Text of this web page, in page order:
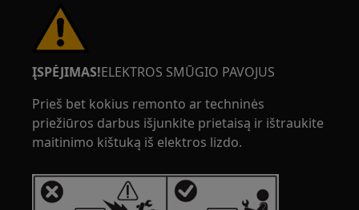
ĮSPĖJIMAS!ELEKTROS SMŪGIO PAVOJUS
Prieš bet kokius remonto ar techninės
priežiūros darbus išjunkite prietaisą ir ištraukite
maitinimo kištuką iš elektros lizdo.